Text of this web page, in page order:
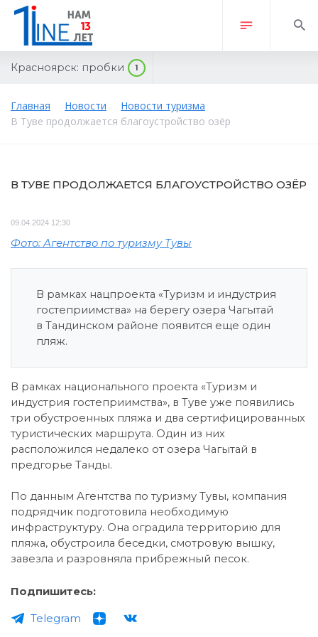
Красноярск: пробки 1
Главная Новости
Новости туризма
В Туве продолжается благоустройство озёр
В ТУВЕ ПРОДОЛЖАЕТСЯ БЛАГОУСТРОЙСТВО ОЗЁР
09.04.2024 12:30
Фото: Агентство по туризму Тувы
В рамках нацпроекта «Туризм и индустрия
гостеприимства» на берегу озера Чагытай
в Тандинском районе появится еще один
пляж.
В рамках национального проекта «Туризм и
индустрия гостеприимства», в Туве уже появились
три обустроенных пляжа и два сертифицированных
туристических маршрута. Один из них
расположился недалеко от озера Чагытай в
предгорье Танды.
По данным Агентства по туризму Тувы, компания
подрядчик подготовила необходимую
инфраструктуру. Она оградила территорию для
пляжа, обустроила беседки, смотровую вышку,
завезла и разровняла прибрежный песок.
Подпишитесь:
Telegram